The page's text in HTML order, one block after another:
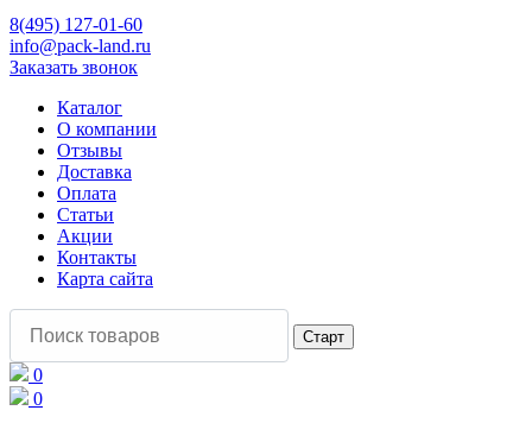
8(495) 127-01-60
info@pack-land.ru
Заказать звонок
Каталог
О компании
Отзывы
Доставка
Оплата
Статьи
Акции
Контакты
Карта сайта
0
0